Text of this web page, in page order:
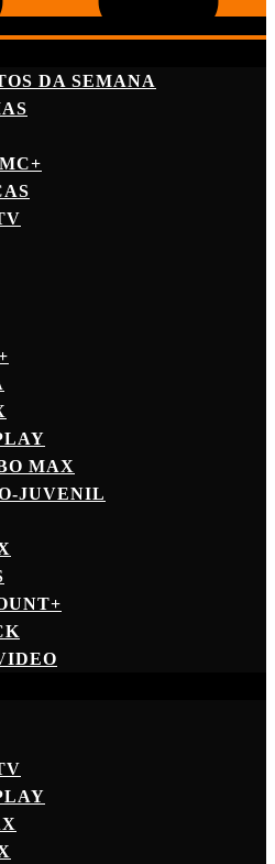
DA SEMANA
MAX
JUVENIL